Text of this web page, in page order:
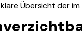
klare Übersicht der